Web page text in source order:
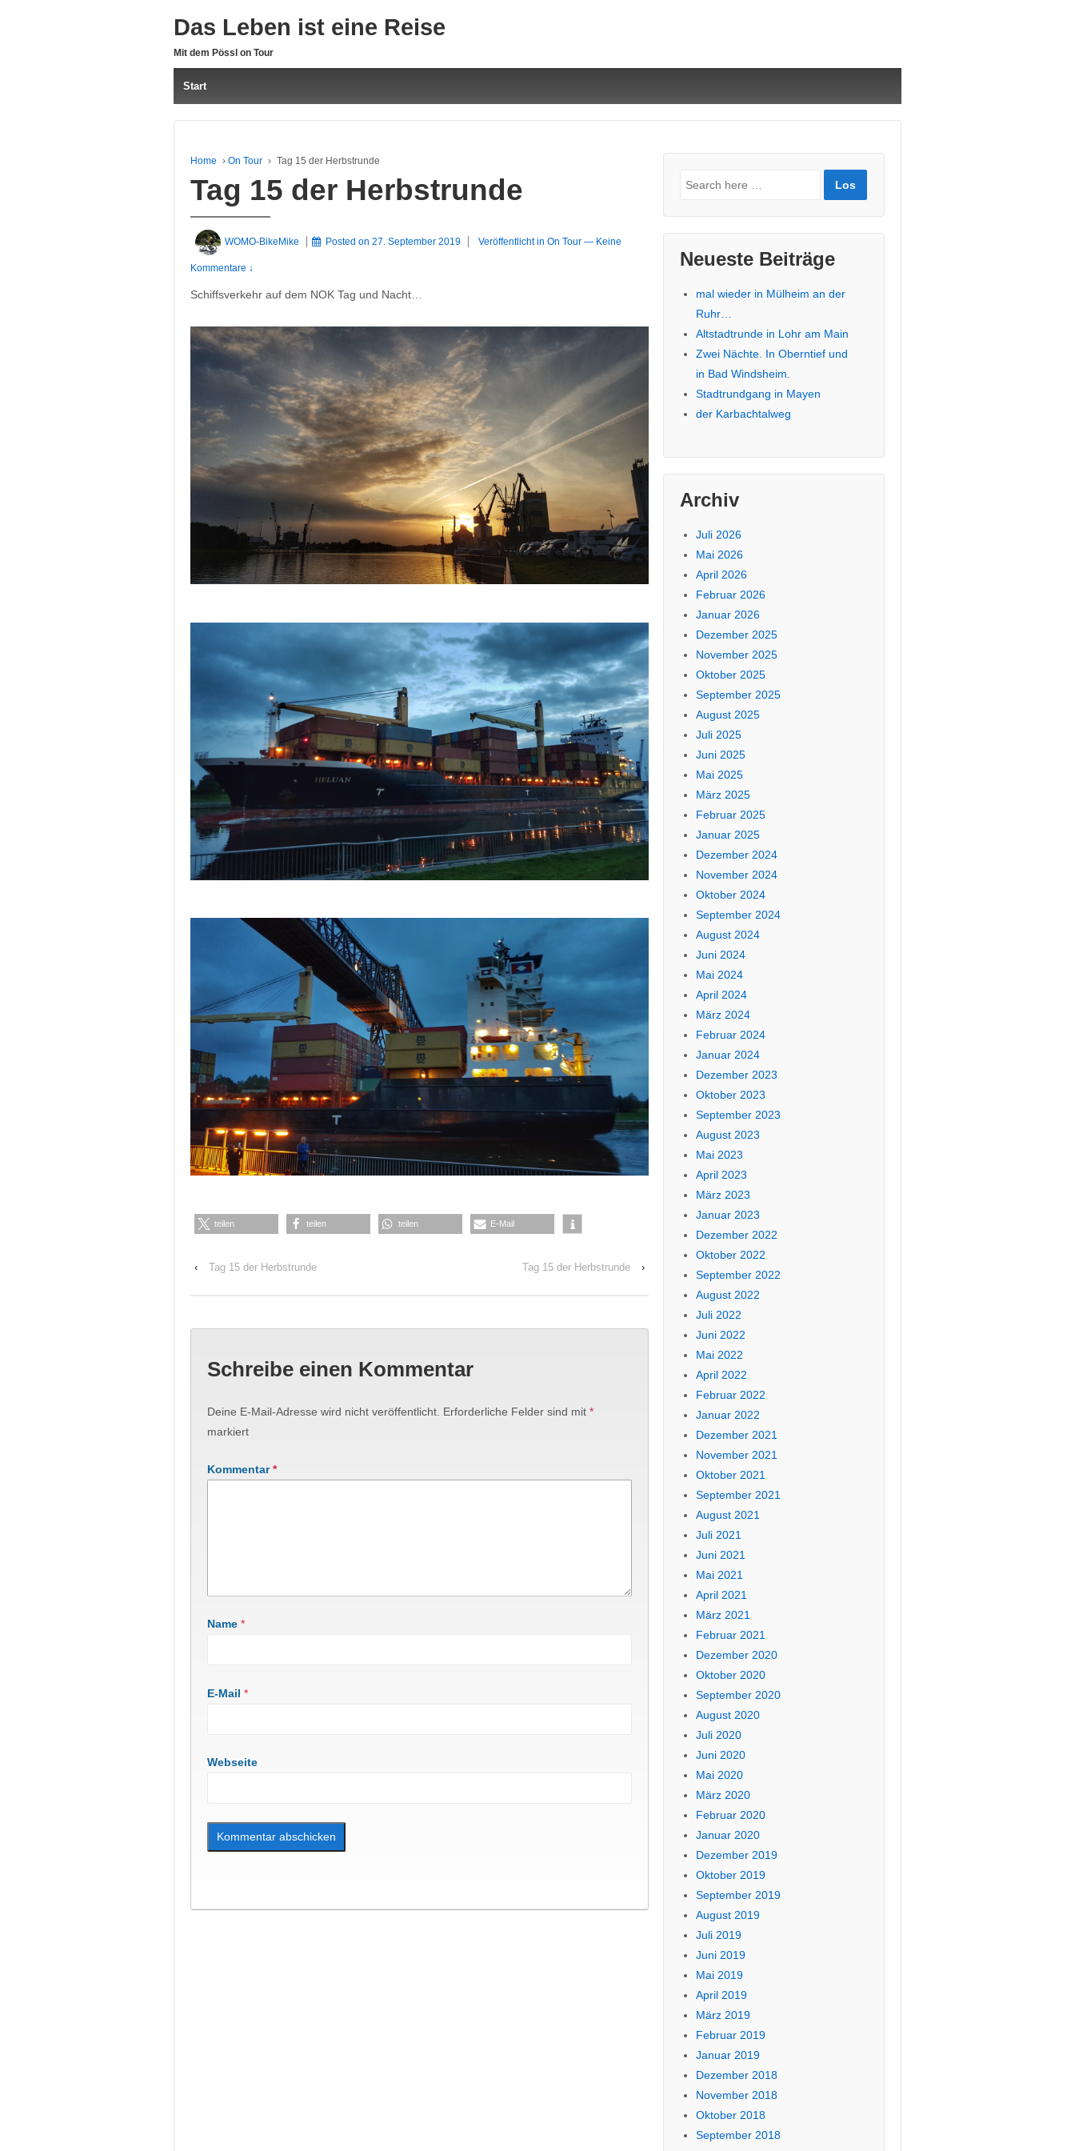
Das Leben ist eine Reise
Mit dem Pössl on Tour
Start
Home › On Tour › Tag 15 der Herbstrunde
Tag 15 der Herbstrunde
WOMO-BikeMike Posted on27. September 2019 Veröffentlicht inOn Tour — Keine
Kommentare ↓
Schiffsverkehr auf dem NOK Tag und Nacht…
teilen teilen teilen E-Mail
‹ Tag 15 der Herbstrunde Tag 15 der Herbstrunde ›
Schreibe einen Kommentar
Deine E-Mail-Adresse wird nicht veröffentlicht. Erforderliche Felder sind mit *
markiert
Kommentar*
Name *
E-Mail *
Webseite
Suche
Neueste Beiträge
mal wieder in Mülheim an der
Ruhr…
Altstadtrunde in Lohr am Main
Zwei Nächte. In Oberntief und
in Bad Windsheim.
Stadtrundgang in Mayen
der Karbachtalweg
Archiv
Juli 2026
Mai 2026
April 2026
Februar 2026
Januar 2026
Dezember 2025
November 2025
Oktober 2025
September 2025
August 2025
Juli 2025
Juni 2025
Mai 2025
März 2025
Februar 2025
Januar 2025
Dezember 2024
November 2024
Oktober 2024
September 2024
August 2024
Juni 2024
Mai 2024
April 2024
März 2024
Februar 2024
Januar 2024
Dezember 2023
Oktober 2023
September 2023
August 2023
Mai 2023
April 2023
März 2023
Januar 2023
Dezember 2022
Oktober 2022
September 2022
August 2022
Juli 2022
Juni 2022
Mai 2022
April 2022
Februar 2022
Januar 2022
Dezember 2021
November 2021
Oktober 2021
September 2021
August 2021
Juli 2021
Juni 2021
Mai 2021
April 2021
März 2021
Februar 2021
Dezember 2020
Oktober 2020
September 2020
August 2020
Juli 2020
Juni 2020
Mai 2020
März 2020
Februar 2020
Januar 2020
Dezember 2019
Oktober 2019
September 2019
August 2019
Juli 2019
Juni 2019
Mai 2019
April 2019
März 2019
Februar 2019
Januar 2019
Dezember 2018
November 2018
Oktober 2018
September 2018